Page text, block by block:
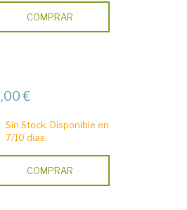
COMPRAR
€
Sin Stock. Disponible en
7/10 días.
COMPRAR